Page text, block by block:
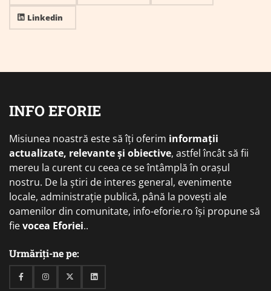
Linkedin
INFO EFORIE
Misiunea noastră este să îți oferim informații
actualizate, relevante și obiective, astfel încât să fii
mereu la curent cu ceea ce se întâmplă în orașul
nostru. De la știri de interes general, evenimente
locale, administrație publică, până la povești ale
oamenilor din comunitate, info-eforie.ro își propune să
fievocea Eforiei..
Urmăriți-ne pe:
FacebookInstagramTwitterLinkedin